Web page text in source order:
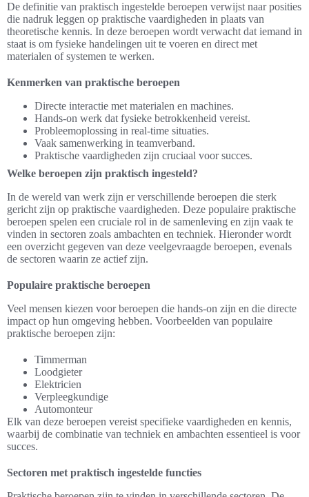
De definitie van praktisch ingestelde beroepen verwijst naar posities
die nadruk leggen op praktische vaardigheden in plaats van
theoretische kennis. In deze beroepen wordt verwacht dat iemand in
staat is om fysieke handelingen uit te voeren en direct met
materialen of systemen te werken.
Kenmerken van praktische beroepen
Directe interactie met materialen en machines.
Hands-on werk dat fysieke betrokkenheid vereist.
Probleemoplossing in real-time situaties.
Vaak samenwerking in teamverband.
Praktische vaardigheden zijn cruciaal voor succes.
Welke beroepen zijn praktisch ingesteld?
In de wereld van werk zijn er verschillende beroepen die sterk
gericht zijn op praktische vaardigheden. Deze populaire praktische
beroepen spelen een cruciale rol in de samenleving en zijn vaak te
vinden in sectoren zoals ambachten en techniek. Hieronder wordt
een overzicht gegeven van deze veelgevraagde beroepen, evenals
de sectoren waarin ze actief zijn.
Populaire praktische beroepen
Veel mensen kiezen voor beroepen die hands-on zijn en die directe
impact op hun omgeving hebben. Voorbeelden van populaire
praktische beroepen zijn:
Timmerman
Loodgieter
Elektricien
Verpleegkundige
Automonteur
Elk van deze beroepen vereist specifieke vaardigheden en kennis,
waarbij de combinatie van techniek en ambachten essentieel is voor
succes.
Sectoren met praktisch ingestelde functies